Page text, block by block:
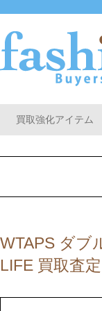
買取強化アイテム
WTAPS ダブ
LIFE 買取査定